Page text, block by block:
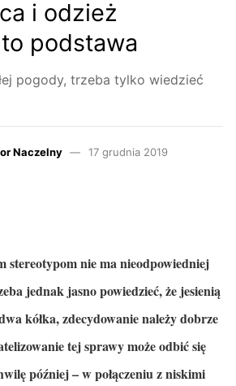
i odzież
podstawa
pogody, trzeba tylko wiedzieć
Naczelny 17 grudnia 2019
stereotypom nie ma nieodpowiedniej
jednak jasno powiedzieć, że jesienią
kółka, zdecydowanie należy dobrze
tej sprawy może odbić się
później – w połączeniu z niskimi